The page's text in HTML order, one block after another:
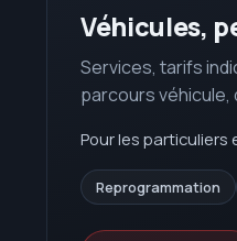
Véhicules,
Services, tarifs
parcours
Pour les particuliers
Reprogrammation